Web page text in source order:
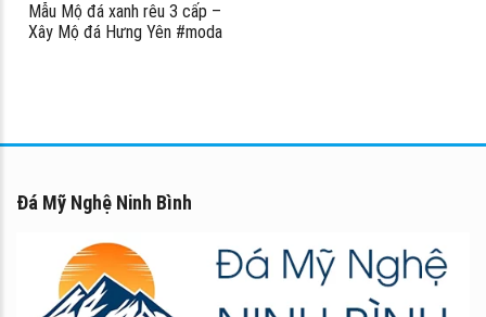
Mẫu Mộ đá xanh rêu 3 cấp –
Xây Mộ đá Hưng Yên #moda
Đá Mỹ Nghệ Ninh Bình